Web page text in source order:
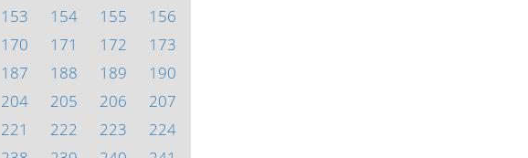
153 154 155
156
170 171 172
173
187 188 189
190
204 205 206
207
221 222 223
224